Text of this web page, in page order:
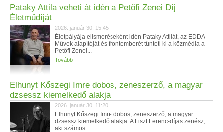
Pataky Attila veheti át idén a Petőfi Zenei Díj
Életműdíját
2026. január 30. 15:45
Életpályája elismeréseként idén Pataky Attilát, az EDDA
Művek alapítóját és frontemberét tünteti ki a közmédia a
Petőfi Zenei...
Tovább
Elhunyt Kőszegi Imre dobos, zeneszerző, a magyar
dzsessz kiemelkedő alakja
2026. január 30. 11:20
Elhunyt Kőszegi Imre dobos, zeneszerző, a magyar
dzsessz kiemelkedő alakja. A Liszt Ferenc-díjas zenész,
aki számos...